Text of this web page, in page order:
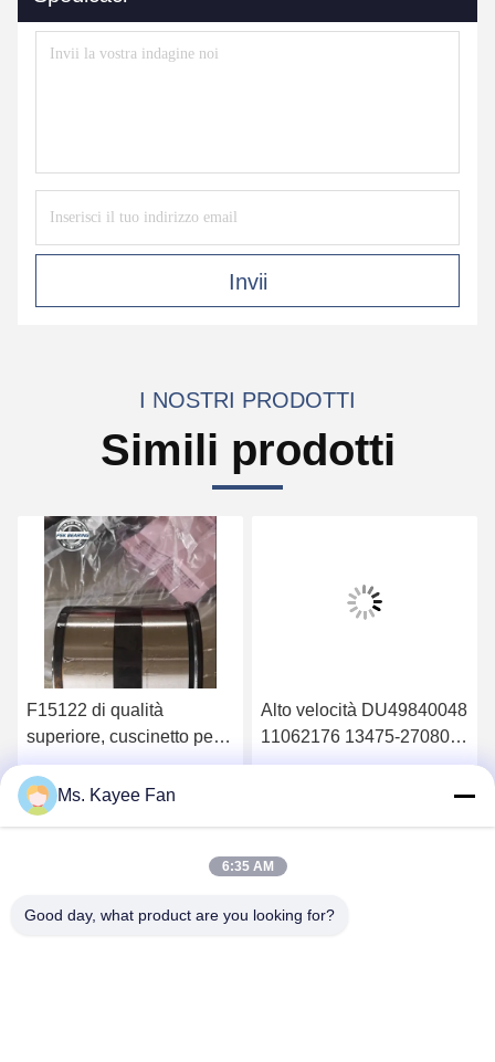
Invii
I NOSTRI PRODOTTI
Simili prodotti
F15122 di qualità
superiore, cuscinetto per
ruote 90*160*125mm
Ottenga il migliore prezzo
Alto velocità DU49840048
11062176 13475-27080
Cuscinetti di mozzo delle
Ottenga il migliore prezzo
Ms. Kayee Fan
6:35 AM
Good day, what product are you looking for?